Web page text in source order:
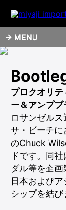
MENU
プロクオリ
ー＆アンプブ
ロサンゼル
サ・ビーチ
のChuck
ドです。同
ダル等を企画
日本および
シップを結び